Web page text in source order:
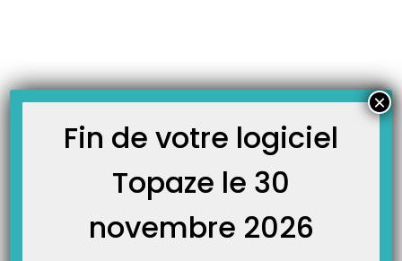
À LA UNE
COVID-19 : dérogations prolongées au-delà du 30 octobre
2020 (anciennement 01 Septembre 2020)
actualisé le 30/10/2020 Suite à la parution de l’Arrêté du 10 juillet 2020
prescrivant les mesures générales nécessaires pour faire face à l’épidémie
de Covid-19 dans les territoires sortis de l’état d’urgence sanitaire et dans
Fin de votre logiciel
Topaze le 30
novembre 2026
×